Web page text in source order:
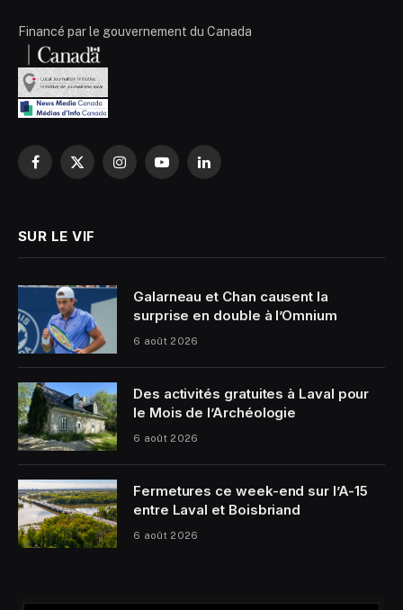
Financé par le gouvernement du Canada
Facebook
X
InstagramYouTubeLinkedIn
SUR LE VIF
Galarneau et Chan causent la
surprise en double à l’Omnium
6 août 2026
Des activités gratuites à Laval pour
le Mois de l’Archéologie
6 août 2026
Fermetures ce week-end sur l’A-15
entre Laval et Boisbriand
6 août 2026